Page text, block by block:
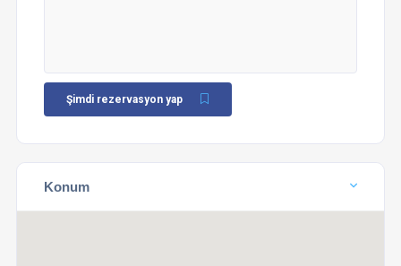
Şimdi rezervasyon yap
Konum